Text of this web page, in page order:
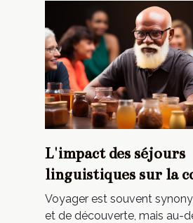
L'impact des séjours
linguistiques sur la
interculturelle
Voyager est souvent
et de découverte, mais au-